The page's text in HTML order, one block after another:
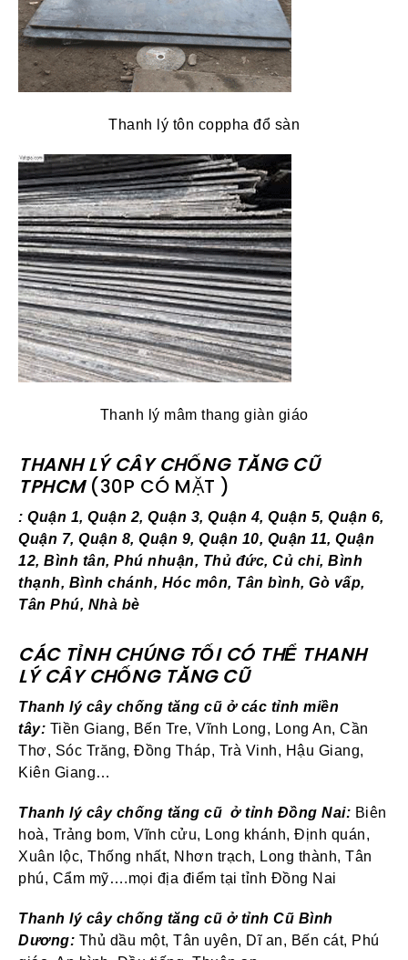
Thanh lý tôn coppha đổ sàn
Thanh lý mâm thang giàn giáo
THANH LÝ CÂY CHỐNG TĂNG CŨ
TPHCM (30P CÓ MẶT )
: Quận 1, Quận 2, Quận 3, Quận 4, Quận 5, Quận 6,
Quận 7, Quận 8, Quận 9, Quận 10, Quận 11, Quận
12, Bình tân, Phú nhuận, Thủ đức, Củ chi, Bình
thạnh, Bình chánh, Hóc môn, Tân bình, Gò vấp,
Tân Phú, Nhà bè
CÁC TỈNH CHÚNG TỐI CÓ THỂ THANH
LÝ CÂY CHỐNG TĂNG CŨ
Thanh lý cây chống tăng cũ ở các tỉnh miền
tây: Tiền Giang, Bến Tre, Vĩnh Long, Long An, Cần
Thơ, Sóc Trăng, Đồng Tháp, Trà Vinh, Hậu Giang,
Kiên Giang…
Thanh lý cây chống tăng cũ ở tỉnh Đồng Nai: Biên
hoà, Trảng bom, Vĩnh cửu, Long khánh, Định quán,
Xuân lộc, Thống nhất, Nhơn trạch, Long thành, Tân
phú, Cẩm mỹ….mọi địa điểm tại tỉnh Đồng Nai
Thanh lý cây chống tăng cũ ở tỉnh Cũ Bình
Dương: Thủ dầu một, Tân uyên, Dĩ an, Bến cát, Phú